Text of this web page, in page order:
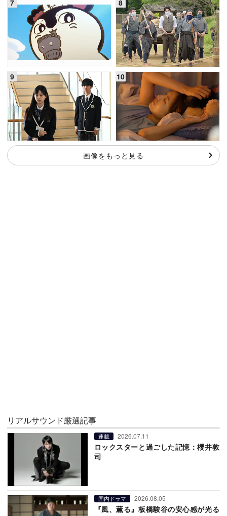
画像をもっと見る
リアルサウンド厳選記事
連載 2026.07.11
ロックスターと過ごした記憶：櫻井敦
司
国内ドラマ 2026.08.05
『風、薫る』板橋駿谷の安心感が光る